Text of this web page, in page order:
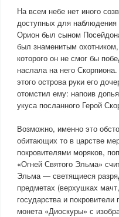
На всем небе нет иного
доступных для наблюдения
Орион был сыном
был знаменитым
которого он не смог бы
наслала на него
этого острова руки его
отомстил ему: напоив
укуса посланного Герой
Возможно, именно это
обитающих то в царстве
покровителями моряков,
«Огней Святого Эльма»
Эльма — светящиеся
предметах (верхушках
государства и
монета «Диоскуры» с